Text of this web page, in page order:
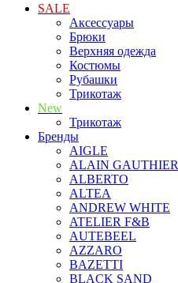
SALE
Аксессуары
Брюки
Верхняя одежда
Костюмы
Рубашки
Трикотаж
New
Трикотаж
Бренды
AIGLE
ALAIN GAUTHIER
ALBERTO
ALTEA
ANDREW WHITE
ATELIER F&B
AUTEBEEL
AZZARO
BAZETTI
BLACK SAND